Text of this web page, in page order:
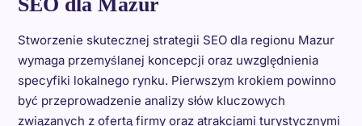
Stworzenie skutecznej strategii SEO dla regionu Mazur
wymaga przemyślanej koncepcji oraz uwzględnienia
specyfiki lokalnego rynku. Pierwszym krokiem powinno
być przeprowadzenie analizy słów kluczowych
związanych z ofertą firmy oraz atrakcjami turystycznymi